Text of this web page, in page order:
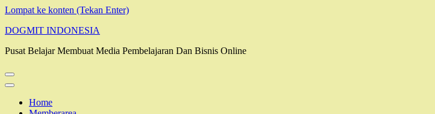
Lompat ke konten (Tekan Enter)
DOGMIT INDONESIA
Pusat Belajar Membuat Media Pembelajaran Dan Bisnis Online
Home